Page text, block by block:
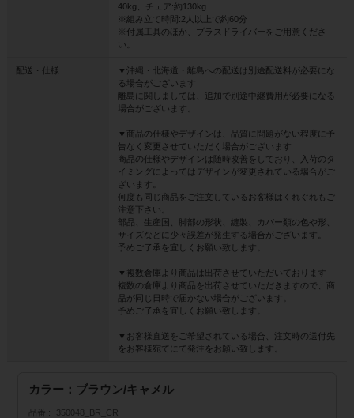
40kg、チェア:約130kg
※組み立て時間:2人以上で約60分
※付属工具のほか、プラスドライバーをご用意くださ
い。
配送・仕様
▼沖縄・北海道・離島への配送は別途配送料が必要にな
る場合がございます
離島に関しましては、追加で別途中継費用が必要になる
場合がございます。
▼商品の仕様やデザインは、品質に問題がない程度に予
告なく変更させていただく場合がございます
商品の仕様やデザインは随時改善をしており、入荷のタ
イミングによってはデザインが変更されている場合がご
ざいます。
何度も同じ商品をご注文しているお客様はくれぐれもご
注意下さい。
部品、生産国、脚部の形状、縫製、カバー類の色や形、
サイズなどに少々誤差が発生する場合がございます。
予めご了承を宜しくお願い致します。
▼複数倉庫より商品は出荷させていただいております
複数の倉庫より商品を出荷させていただきますので、商
品が同じ日時で届かない場合がございます。
予めご了承を宜しくお願い致します。
▼お客様直送をご希望されている場合、注文時の送付先
をお客様宛てにて発注をお願い致します。
カラー：ブラウン/キャメル
品番 350048_BR_CR